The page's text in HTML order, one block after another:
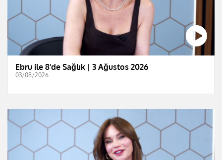
Ebru ile 8'de Sağlık | 3 Ağustos 2026
03/08/2026